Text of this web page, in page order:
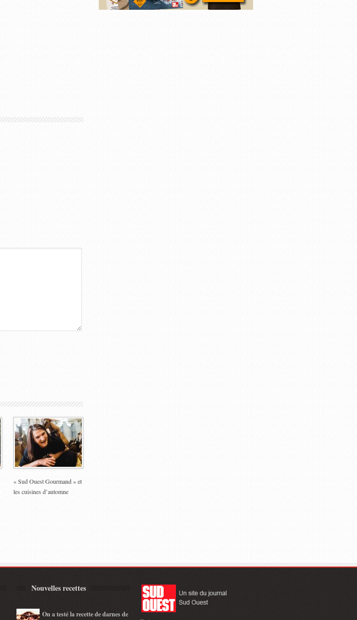
« Sud Ouest Gourmand » et
les cuisines d’automne
Nouvelles recettes
On a testé la recette de darnes de